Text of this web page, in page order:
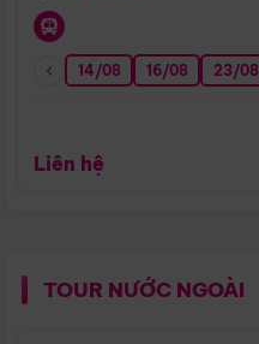
14/08 16/08 23/08
Liên hệ
TOUR NƯỚC NGOÀI